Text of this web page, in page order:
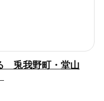
兎我野町・堂山